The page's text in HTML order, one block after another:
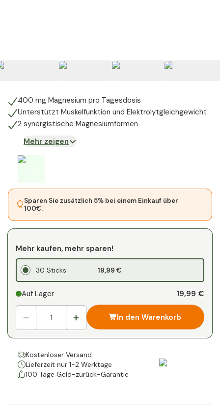
400 mg Magnesium pro Tagesdosis
Unterstützt Muskelfunktion und Elektrolytgleichgewicht
2 synergistische Magnesiumformen
Mehr zeigen
Sparen Sie zusätzlich 5% bei einem Einkauf über
100€.
Mehr kaufen, mehr sparen!
30 Sticks 19,99 €
Auf Lager 19,99 €
In den Warenkorb
Kostenloser Versand
Lieferzeit nur 1-2 Werktage
100 Tage Geld-zurück-Garantie